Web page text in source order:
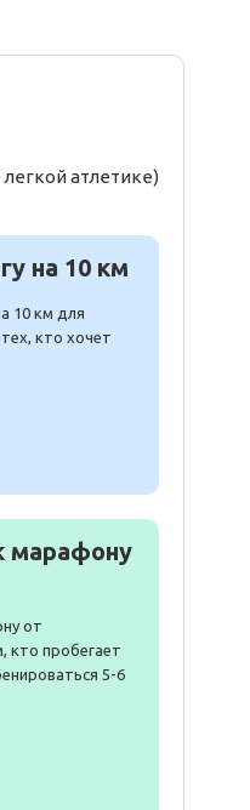
атлетике)
на 10 км
10 км для
кто хочет
марафону
от
кто пробегает
5-6